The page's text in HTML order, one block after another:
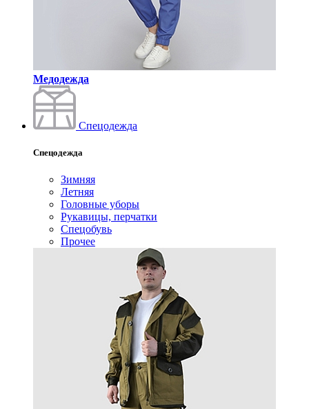
Медодежда
Спецодежда
Спецодежда
Зимняя
Летняя
Головные уборы
Рукавицы, перчатки
Спецобувь
Прочее